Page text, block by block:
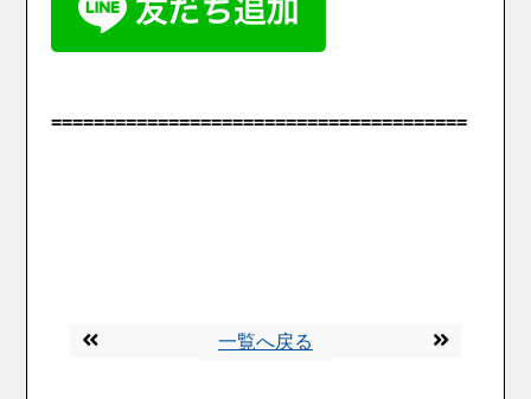
=======================================
一覧へ戻る